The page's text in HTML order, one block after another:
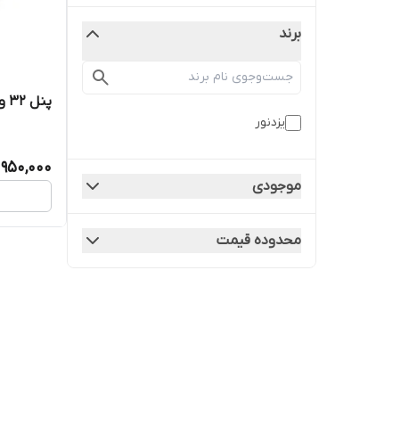
برند
یزدنور
موجودی
محدوده قیمت
پنل 32 وات SMD
950,000